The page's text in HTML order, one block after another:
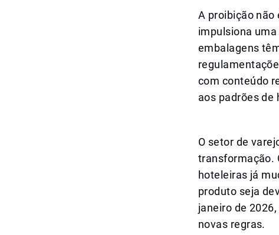
A proibição
impulsiona
embalagens
com conteúdo
aos padrões de
O setor de
transformação.
hoteleiras já
produto seja
janeiro de
novas regras.